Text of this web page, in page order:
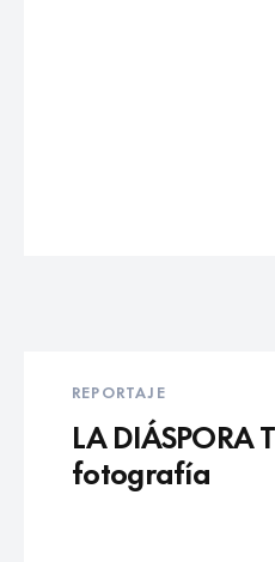
REPORTAJE
LA DIÁSPORA
fotografía